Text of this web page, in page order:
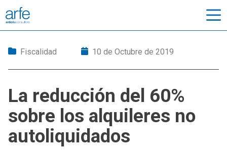
Fiscalidad 10 de Octubre de 2019
La reducción del 60%
sobre los alquileres no
autoliquidados